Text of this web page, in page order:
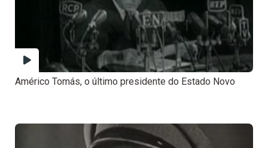
Américo Tomás, o último presidente do Estado Novo